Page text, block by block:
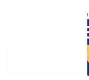
02/CIP/
Dominik Krupiński,